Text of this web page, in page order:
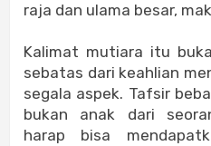
raja dan ulama besar,
Kalimat mutiara itu
sebatas dari keahlian
segala aspek. Tafsir
bukan anak dari
harap bisa